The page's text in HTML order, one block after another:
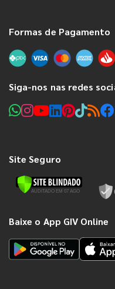
Formas de Pagamento
Siga-nos nas redes
Site Seguro
Baixe o App GIV Online